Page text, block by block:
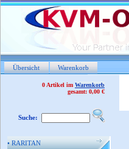
Übersicht Warenkorb
0 Artikel im Warenkorb
gesamt: 0,00 €
Suche:
•RARITAN